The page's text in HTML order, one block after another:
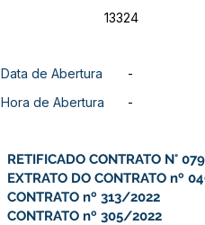
13324
Data de Abertura
-
Hora de Abertura
-
RETIFICADO CONTRATO N°
EXTRATO DO CONTRATO nº
CONTRATO nº 313/2022
CONTRATO nº 305/2022